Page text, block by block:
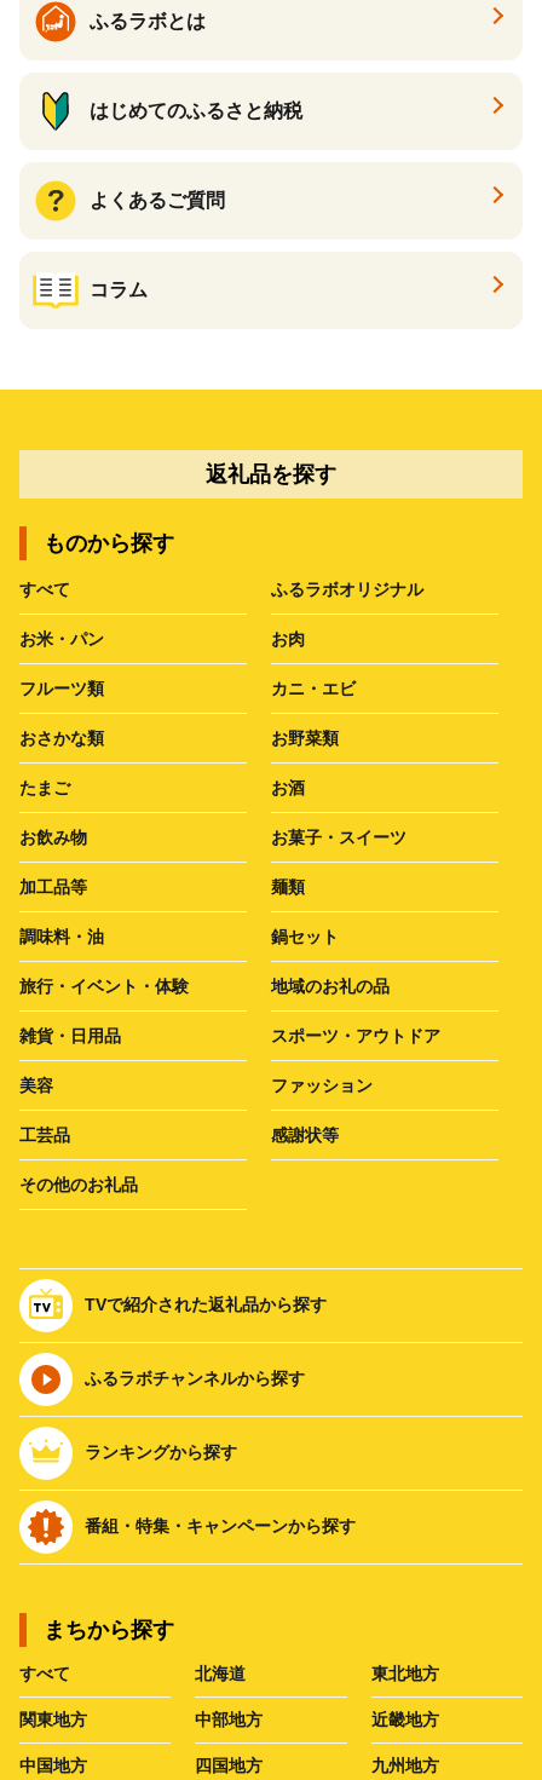
ふるラボとは
はじめてのふるさと納税
よくあるご質問
コラム
返礼品を探す
ものから探す
すべて ふるラボオリジナル
お米・パン お肉
フルーツ類 カニ・エビ
おさかな類 お野菜類
たまご お酒
お飲み物 お菓子・スイーツ
加工品等 麺類
調味料・油 鍋セット
旅行・イベント・体験 地域のお礼の品
雑貨・日用品 スポーツ・アウトドア
美容 ファッション
工芸品 感謝状等
その他のお礼品
TVで紹介された返礼品から探す
ふるラボチャンネルから探す
ランキングから探す
番組・特集・キャンペーンから探す
まちから探す
すべて 北海道 東北地方
関東地方 中部地方 近畿地方
中国地方 四国地方 九州地方